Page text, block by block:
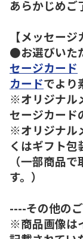
あらかじめご
【メッセー
●お選びいた
セージカード
カードでより
※オリジナル
セージカード
※オリジナル
くはギフト包
（一部商品
す。）
----その他の
※商品画像は